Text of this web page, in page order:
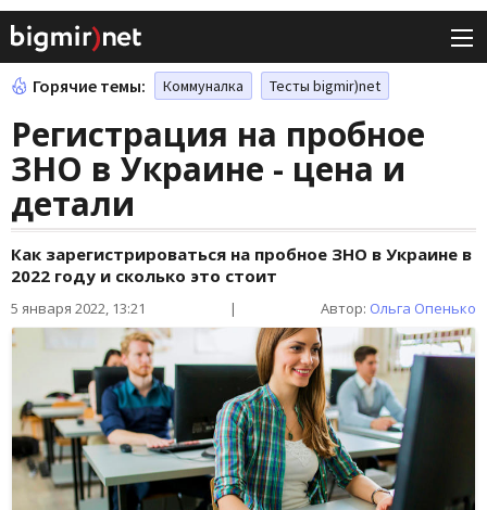
Горячие темы: Коммуналка Тесты bigmir)net
Регистрация на пробное
ЗНО в Украине - цена и
детали
Как зарегистрироваться на пробное ЗНО в Украине в
2022 году и сколько это стоит
5 января 2022, 13:21 | Автор: Ольга Опенько